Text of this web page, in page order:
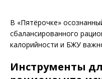
В «Пятёрочке»
сбалансированного
калорийности и БЖУ
Инструменты